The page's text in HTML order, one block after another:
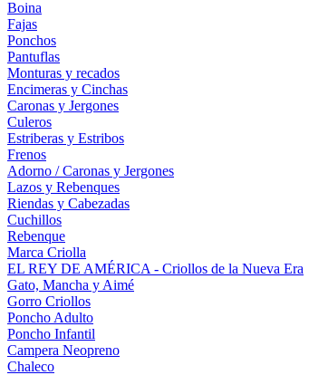
Boina
Fajas
Ponchos
Pantuflas
Monturas y recados
Encimeras y Cinchas
Caronas y Jergones
Culeros
Estriberas y Estribos
Frenos
Adorno / Caronas y Jergones
Lazos y Rebenques
Riendas y Cabezadas
Cuchillos
Rebenque
Marca Criolla
EL REY DE AMÉRICA - Criollos de la Nueva Era
Gato, Mancha y Aimé
Gorro Criollos
Poncho Adulto
Poncho Infantil
Campera Neopreno
Chaleco